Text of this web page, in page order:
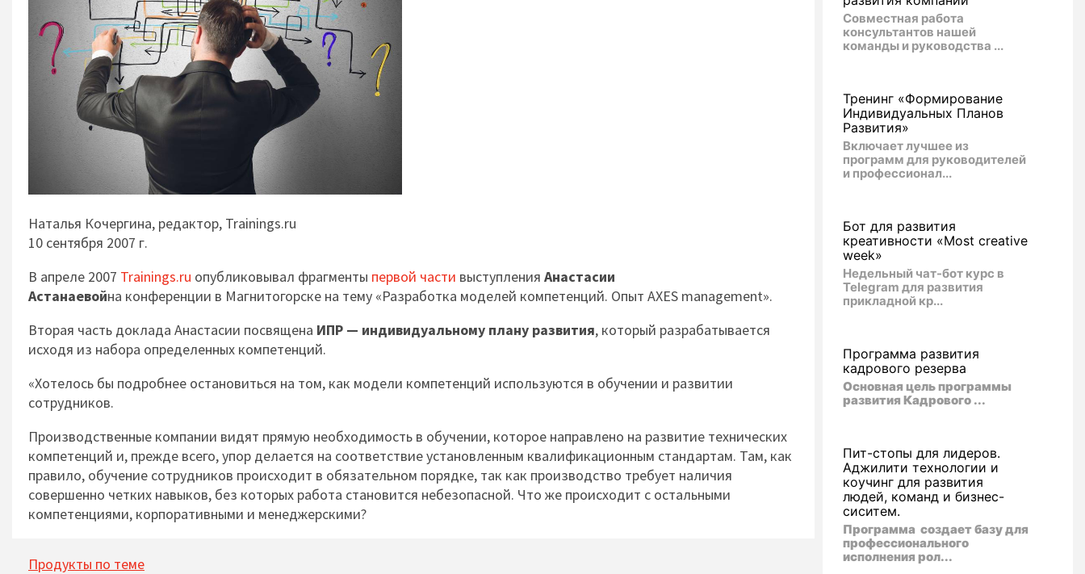
Наталья Кочергина, редактор, Trainings.ru
10 сентября 2007 г.
В апреле 2007 Trainings.ru опубликовывал фрагменты первой части выступления Анастасии
Астанаевойна конференции в Магнитогорске на тему «Разработка моделей компетенций. Опыт AXES management».
Вторая часть доклада Анастасии посвящена ИПР — индивидуальному плану развития, который разрабатывается
исходя из набора определенных компетенций.
«Хотелось бы подробнее остановиться на том, как модели компетенций используются в обучении и развитии
сотрудников.
Производственные компании видят прямую необходимость в обучении, которое направлено на развитие технических
компетенций и, прежде всего, упор делается на соответствие установленным квалификационным стандартам. Там, как
правило, обучение сотрудников происходит в обязательном порядке, так как производство требует наличия
совершенно четких навыков, без которых работа становится небезопасной. Что же происходит с остальными
компетенциями, корпоративными и менеджерскими?
Продукты по теме
Совместная работа
консультантов нашей
команды и руководства ...
Тренинг «Формирование
Индивидуальных Планов
Развития»
Включает лучшее из
программ для руководителей
и профессионал...
Бот для развития
креативности «Most creative
week»
Недельный чат-бот курс в
Telegram для развития
прикладной кр...
Программа развития
кадрового резерва
Основная цель программы
развития Кадрового ...
Пит-стопы для лидеров.
Аджилити технологии и
коучинг для развития
людей, команд и бизнес-
сиситем.
Программа создает базу для
профессионального
исполнения рол...